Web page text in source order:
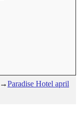
→Paradise Hotel april